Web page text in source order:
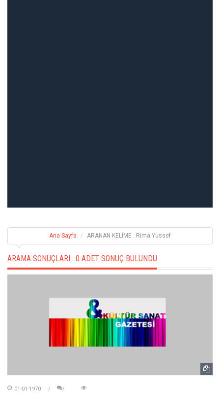
Ana Sayfa ARANAN KELİME : Rima Yussef
ARAMA SONUÇLARI : 0 ADET SONUÇ BULUNDU
01-01-1970